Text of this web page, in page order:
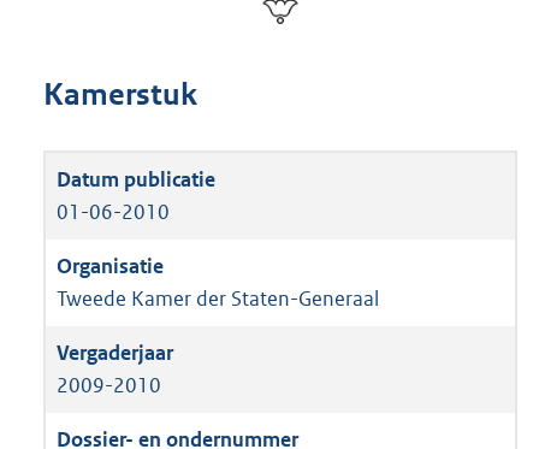
Kamerstuk
01-06-2010
Tweede Kamer der Staten-Generaal
2009-2010